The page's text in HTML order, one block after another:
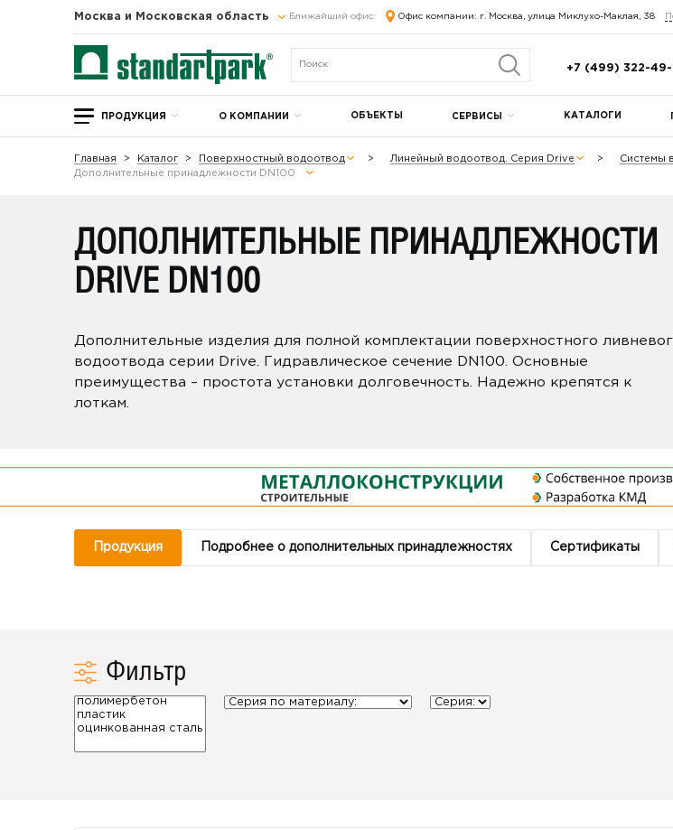
Москва и Московская область Ближайший офис: Офис компании: г. Москва, улица Миклухо-Маклая, 38
+7 (499) 322-49-
ПРОДУКЦИЯ О КОМПАНИИ ОБЪЕКТЫ СЕРВИСЫ КАТАЛОГИ
Главная Каталог Поверхностный водоотвод Линейный водоотвод. Серия Drive
Системы
Дополнительные принадлежности DN100
ДОПОЛНИТЕЛЬНЫЕ ПРИНАДЛЕЖНОСТИ
DRIVE DN100
Дополнительные изделия для полной комплектации поверхностного
водоотвода серии Drive. Гидравлическое сечение DN100. Основные
преимущества – простота установки долговечность. Надежно крепятся к
лоткам.
Продукция Подробнее о дополнительных принадлежностях Сертификаты
Фильтр